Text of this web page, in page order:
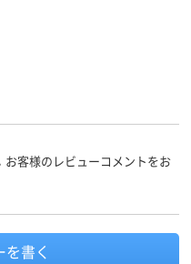
客様のレビューコメントをお
を書く